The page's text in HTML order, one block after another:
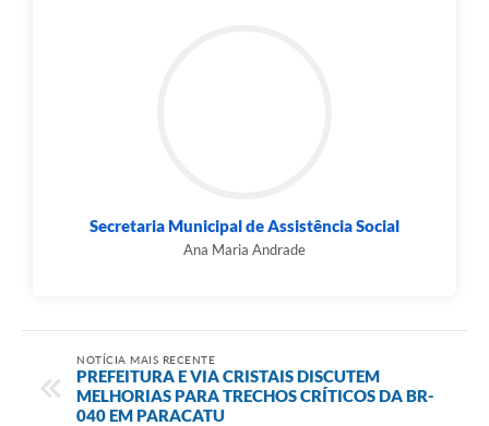
Secretaria Municipal de Assistência Social
Ana Maria Andrade
NOTÍCIA MAIS RECENTE
PREFEITURA E VIA CRISTAIS DISCUTEM
MELHORIAS PARA TRECHOS CRÍTICOS DA BR-
040 EM PARACATU